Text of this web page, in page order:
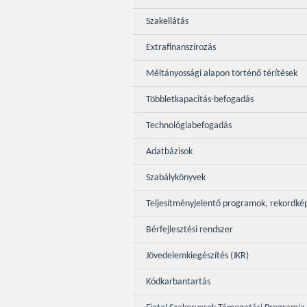
Szakellátás
Extrafinanszírozás
Méltányossági alapon történő térítések
Többletkapacitás-befogadás
Technológiabefogadás
Adatbázisok
Szabálykönyvek
Teljesítményjelentő programok,
Bérfejlesztési rendszer
Jövedelemkiegészítés (JKR)
Kódkarbantartás